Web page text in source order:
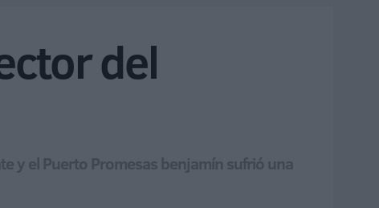
del
y el Puerto Promesas benjamín sufrió una